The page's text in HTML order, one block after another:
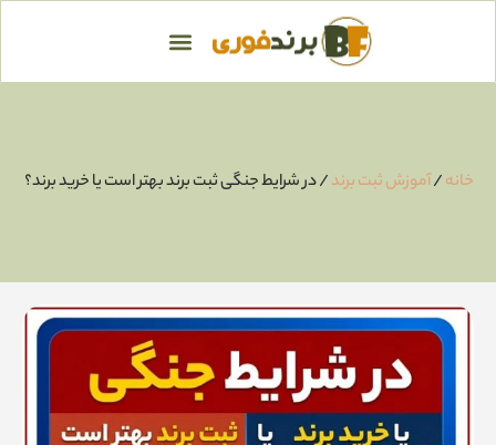
خانه/آموزش ثبت برند/ در شرایط جنگی ثبت برند بهتر است یا خرید برند؟